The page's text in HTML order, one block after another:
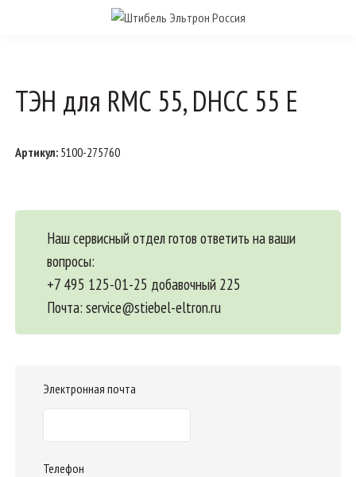
ТЭН для RMC 55, DHCC 55 E
Артикул: 5100-275760
Наш сервисный отдел готов ответить на ваши
вопросы:
+7 495 125-01-25 добавочный 225
Почта: service@stiebel-eltron.ru
Электронная почта
Телефон